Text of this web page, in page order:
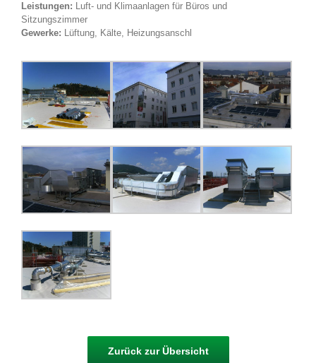
Leistungen: Luft- und Klimaanlagen für Büros und
Sitzungszimmer
Gewerke: Lüftung, Kälte, Heizungsanschl
Zurück zur Übersicht